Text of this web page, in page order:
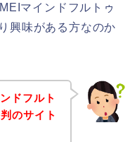
マインドフルトゥ
興味がある方なのか
ドフルト
のサイト